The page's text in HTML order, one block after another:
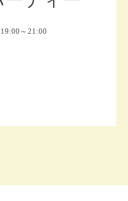
～21:00